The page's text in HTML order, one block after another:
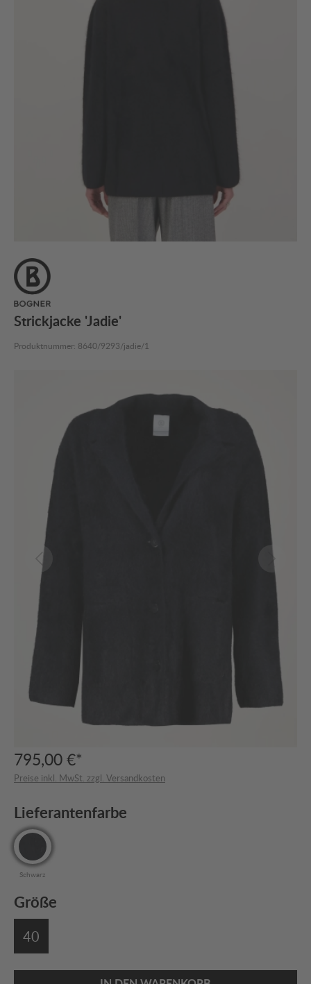
Strickjacke 'Jadie'
Produktnummer: 8640/9293/jadie/1
795,00 €*
Preise inkl. MwSt. zzgl. Versandkosten
Lieferantenfarbe
Schwarz
Größe
40